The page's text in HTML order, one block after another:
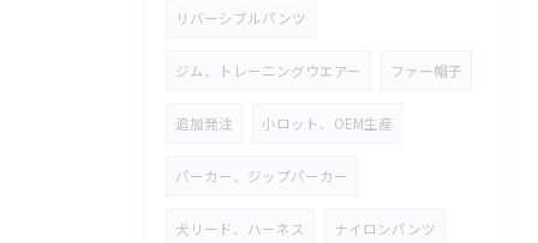
リバーシブルパンツ
ジム、トレーニングウエアー ファー帽子
追加発注 小ロット、OEM生産
パーカー、ジップパーカー
犬リード、ハーネス ナイロンパンツ